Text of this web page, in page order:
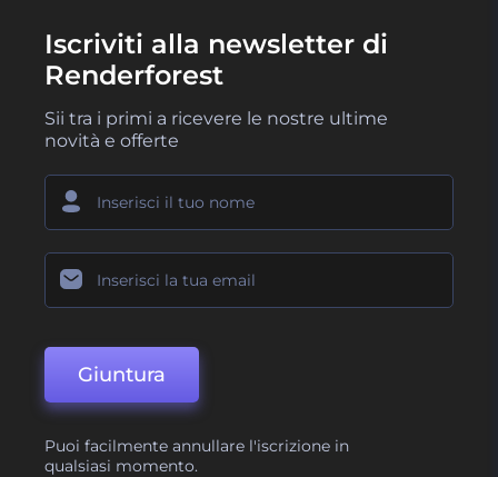
Iscriviti alla newsletter di
Renderforest
Sii tra i primi a ricevere le nostre ultime
novità e offerte
Giuntura
Puoi facilmente annullare l'iscrizione in
qualsiasi momento.